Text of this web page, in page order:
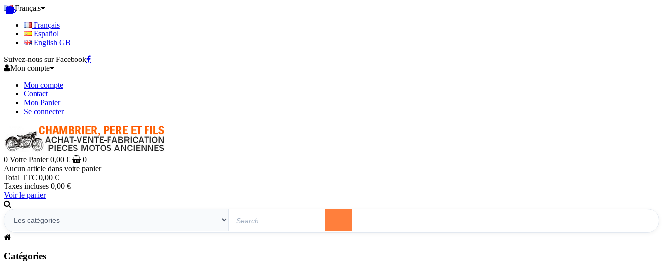
Français
Français
Español
English GB
Suivez-nous sur Facebook
Mon compte
Mon compte
Contact
Mon Panier
Se connecter
0 Votre Panier 0,00 €
0
Aucun article dans votre panier
Total TTC 0,00 €
Taxes incluses 0,00 €
Voir le panier
Catégories